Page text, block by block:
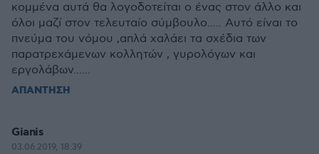
κομμένα αυτά θα λογοδοτείται ο ένας στον άλλο και
όλοι μαζί στον τελευταίο σύμβουλο..... Αυτό είναι το
πνεύμα του νόμου ,απλά χαλάει τα σχέδια των
παρατρεχάμενων κολλητών , γυρολόγων και
εργολάβων......
ΑΠΑΝΤΗΣΗ
Gianis
03.06.2019, 18:39